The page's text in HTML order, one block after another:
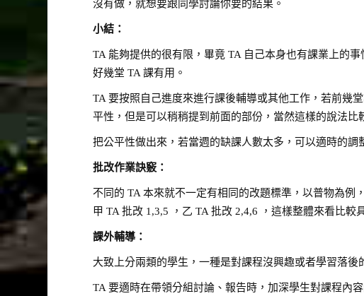
沒有做，就想要跟同學討論你要的結果。
小結：
TA 能夠提供的很有限，畢竟 TA 自己本身也有課業上的
好幾堂 TA 課有用。
TA 要按照自己進度來進行課後輔導或其他工作，若前幾
平性，但是可以稍稍提到前面的部份，當然這樣的說法比
把公平性做出來，若當週的缺課人數太多，可以適時的
批改作業訣竅：
不同的 TA 本來就不一定有相同的改題標準，以普物為
甲 TA 批改 1,3,5 ，乙 TA 批改 2,4,6 ，這樣整體來看比較
課外輔導：
大致上分兩類的學生，一種是對課程沒興趣或者學習落後
TA 要適時在帶領分組討論、報告時，加深學生對課程內